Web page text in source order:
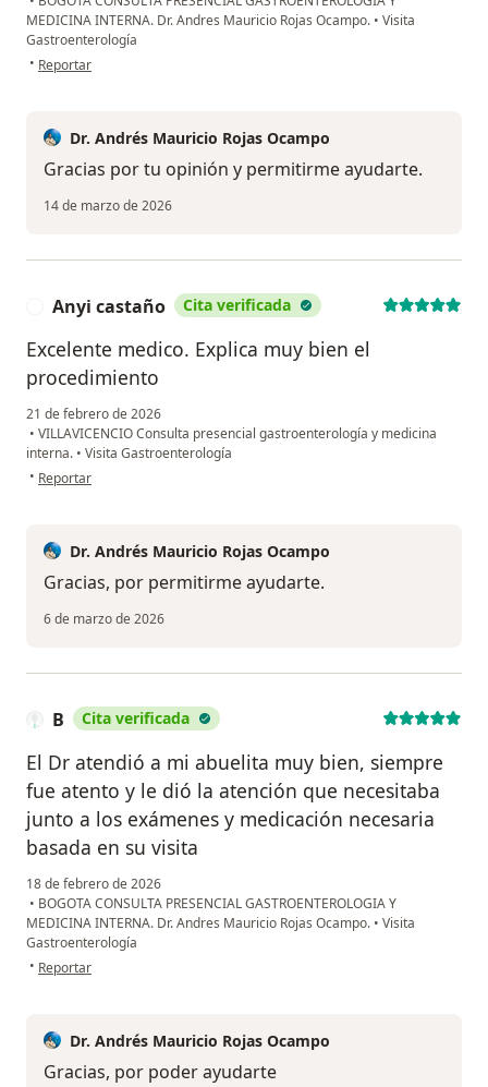
MEDICINA INTERNA. Dr. Andres Mauricio Rojas Ocampo. • Visita
Gastroenterología
• en opinión del usuario María García
Reportar
Dr. Andrés Mauricio Rojas Ocampo
Gracias por tu opinión y permitirme ayudarte.
14 de marzo de 2026
Anyi castaño Cita verificada
Excelente medico. Explica muy bien el
procedimiento
21 de febrero de 2026
• VILLAVICENCIO Consulta presencial gastroenterología y medicina
interna. • Visita Gastroenterología
• en opinión del usuario Anyi castaño
Reportar
Dr. Andrés Mauricio Rojas Ocampo
Gracias, por permitirme ayudarte.
6 de marzo de 2026
B Cita verificada
El Dr atendió a mi abuelita muy bien, siempre
fue atento y le dió la atención que necesitaba
junto a los exámenes y medicación necesaria
basada en su visita
18 de febrero de 2026
• BOGOTA CONSULTA PRESENCIAL GASTROENTEROLOGIA Y
MEDICINA INTERNA. Dr. Andres Mauricio Rojas Ocampo. • Visita
Gastroenterología
• en opinión del usuario B
Reportar
Dr. Andrés Mauricio Rojas Ocampo
Gracias, por poder ayudarte